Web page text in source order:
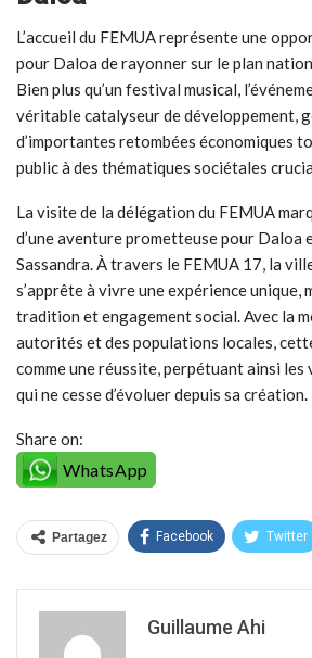
L’accueil du FEMUA représente une
pour Daloa de rayonner sur le plan
Bien plus qu’un festival musical,
véritable catalyseur de développement,
d’importantes retombées économiques
public à des thématiques sociétales
La visite de la délégation du FEMUA
d’une aventure prometteuse pour Daloa
Sassandra. À travers le FEMUA 17, la
s’apprête à vivre une expérience unique,
tradition et engagement social. Avec la
autorités et des populations locales,
comme une réussite, perpétuant ainsi les
qui ne cesse d’évoluer depuis sa création.
Share on:
WhatsApp
Partagez Facebook Twitter
Guillaume Ahi